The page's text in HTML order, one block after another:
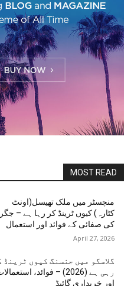
MOST READ
منچسٹر میں ملک تھیسل(اونٹ
کٹارہ) کیوں ٹرینڈ کر رہا ہے – جگر
کی صفائی کے فوائد اور استعمال
April 27, 2026
گلاسگو میں جنسنگ کیوں ٹرینڈ
رہی ہے (2026) – فوائد،
اور خریداری گائیڈ